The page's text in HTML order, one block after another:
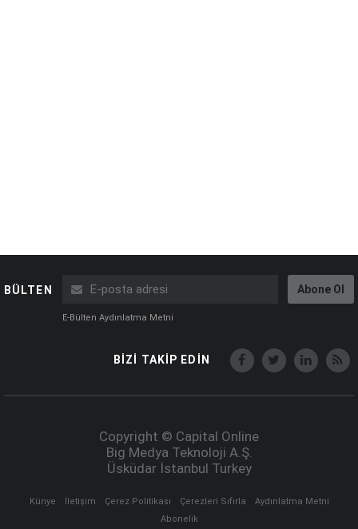
BÜLTEN Abone Ol
E-Bülten Aydınlatma Metni
BİZİ TAKİP EDİN
Copyright © Capital Online
Big Medya Teknoloji A.Ş.
Üsküdar İstanbul Turkey
Künye İletişim Çerez Politikası Çerezleri Sıfırla
Aydınlatma Metni
Abonelik